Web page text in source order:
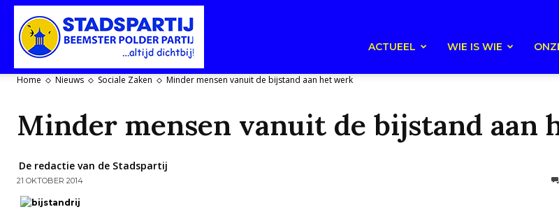
ACTUEEL WIE IS WIE
Home Nieuws Sociale Zaken Minder mensen vanuit de bijstand aan het werk
Minder mensen vanuit de bijstand aan
De redactie van de Stadspartij
21 OKTOBER 2014